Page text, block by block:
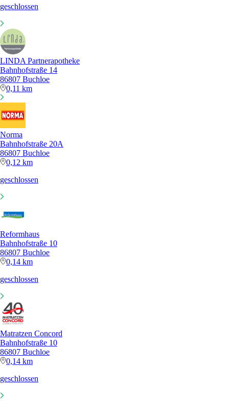
geschlossen
LINDA Partnerapotheke
Bahnhofstraße 14
86807 Buchloe
0,11 km
Norma
Bahnhofstraße 20A
86807 Buchloe
0,12 km
geschlossen
Reformhaus
Bahnhofstraße 10
86807 Buchloe
0,14 km
geschlossen
Matratzen Concord
Bahnhofstraße 10
86807 Buchloe
0,14 km
geschlossen